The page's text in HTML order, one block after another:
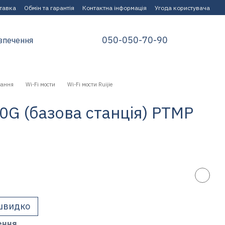
Обмін та гарантія Контактна інформація Угода користувача
050-050-70-90
Wi-Fi мости
Wi-Fi мости Ruijie
(базова станція) PTMP